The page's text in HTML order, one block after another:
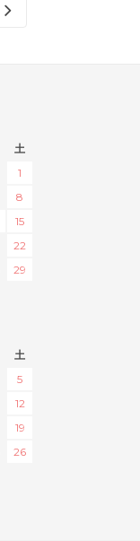
土
1
8
15
22
29
土
5
12
19
26